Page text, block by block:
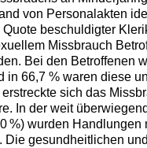
von Personalakten
beschuldigter
Missbrauch
Bei den Betroffenen
in 66,7 % waren diese
sich das
In der weit
%) wurden Handlungen
Die gesundheitlichen